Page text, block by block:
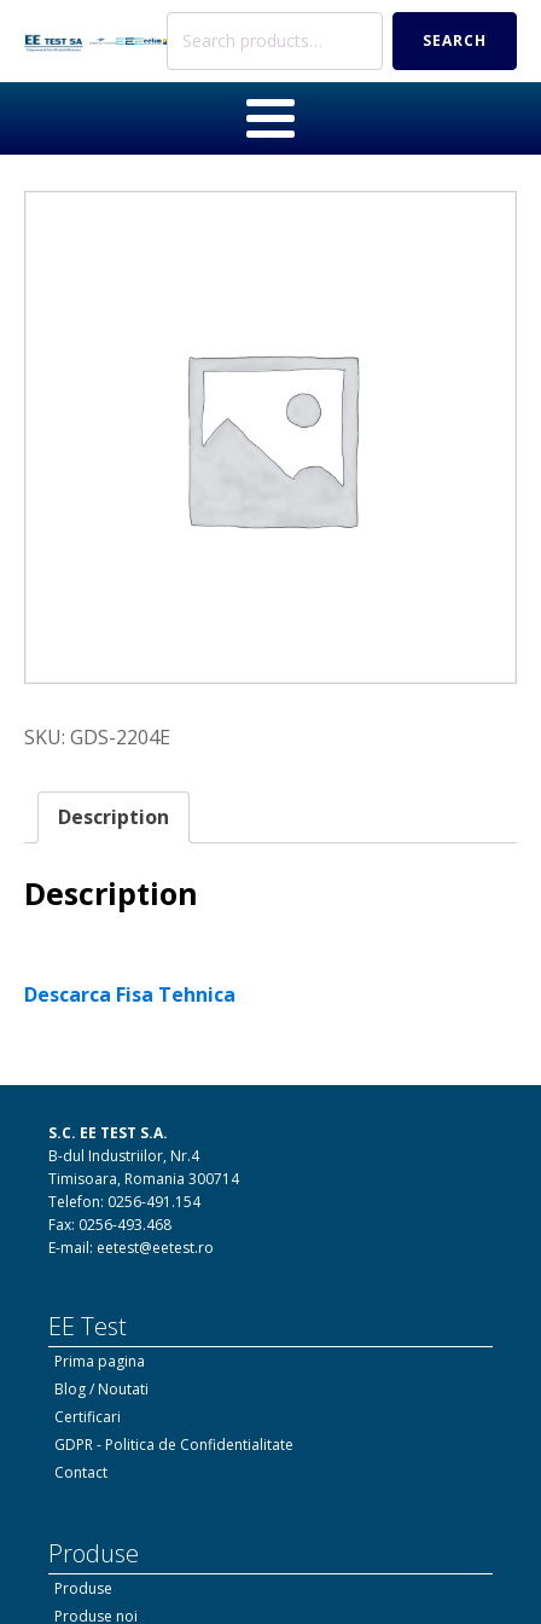
Search
SEARCH
SKU: GDS-2204E
Description
Description
Descarca Fisa Tehnica
S.C. EE TEST S.A.
B-dul Industriilor, Nr.4
Timisoara, Romania 300714
Telefon: 0256-491.154
Fax: 0256-493.468
E-mail: eetest@eetest.ro
EE Test
Prima pagina
Blog / Noutati
Certificari
GDPR - Politica de Confidentialitate
Contact
Produse
Produse
Produse noi